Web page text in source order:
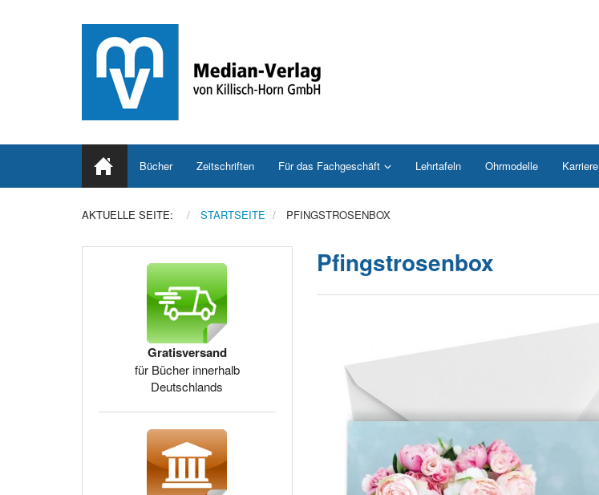
Bücher Zeitschriften Für das Fachgeschäft Lehrtafeln Ohrmodelle Karriere
AKTUELLE SEITE: STARTSEITE PFINGSTROSENBOX
Pfingstrosenbox
Gratisversand
für Bücher innerhalb
Deutschlands